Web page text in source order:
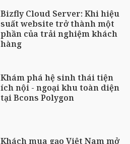
Bizfly Cloud Server: Khi hiệu
suất website trở thành một
phần của trải nghiệm khách
hàng
Khám phá hệ sinh thái tiện
ích nội - ngoại khu toàn diện
tại Bcons Polygon
Khách mua gạo Việt Nam mở